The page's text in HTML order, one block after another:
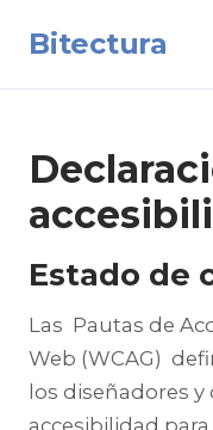
Bitectura
Estado de
Las Pautas de
Web (WCAG)
los diseñadores
accesibilidad